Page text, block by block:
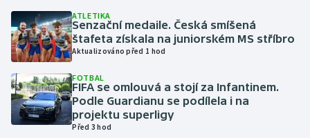
Krasobruslení
Lezení
Lyže a snowboard
Moderní pětiboj
ATLETIKA
Senzační medaile. Česká smíšená
štafeta získala na juniorském MS stříbro
Aktualizováno před 1 hod
FOTBAL
FIFA se omlouvá a stojí za Infantinem.
Podle Guardianu se podílela i na
projektu superligy
Před 3 hod